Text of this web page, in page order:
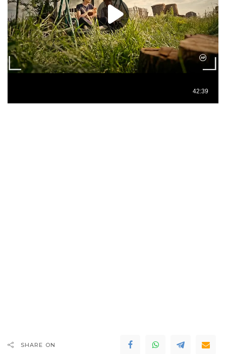
SHARE ON